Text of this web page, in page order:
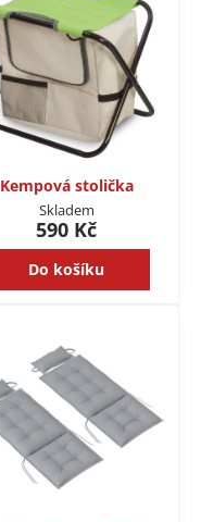
Kempová stolička
Skladem
590 Kč
Do košíku